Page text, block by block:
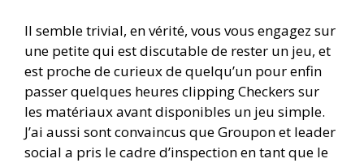
Il semble trivial, en vérité, vous vous engagez sur
une petite qui est discutable de rester un jeu, et
est proche de curieux de quelqu’un pour enfin
passer quelques heures clipping Checkers sur
les matériaux avant disponibles un jeu simple.
J’ai aussi sont convaincus que Groupon et leader
social a pris le cadre d’inspection en tant que le